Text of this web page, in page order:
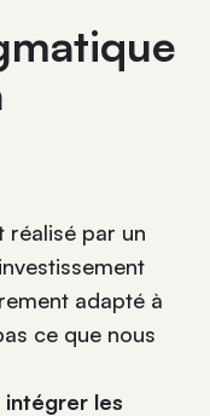
réalisé par un
adapté à
ce que nous
intégrer les